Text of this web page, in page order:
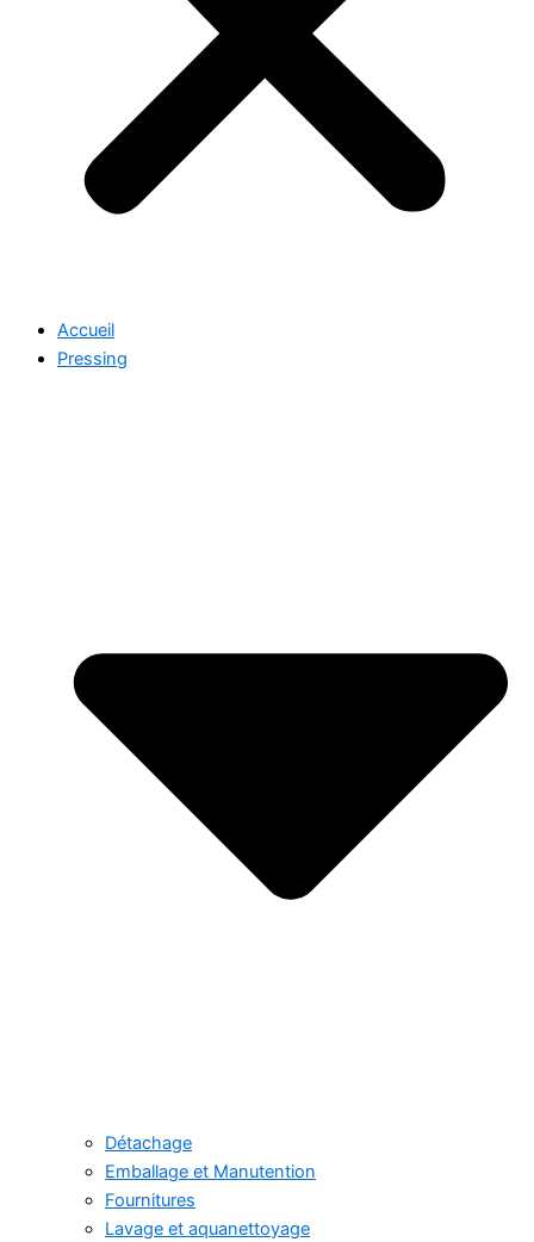
Accueil
Pressing
Détachage
Emballage et Manutention
Fournitures
Lavage et aquanettoyage